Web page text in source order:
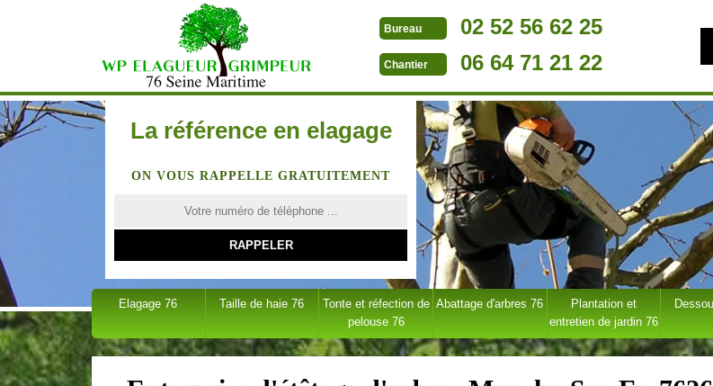
Bureau 02 52 56 62 25
Chantier 06 64 71 21 22
La référence en elagage
ON VOUS RAPPELLE GRATUITEMENT
Elagage 76 Taille de haie 76
Tonte et réfection de
pelouse 76
Abattage d'arbres 76
Plantation et
entretien de jardin 76